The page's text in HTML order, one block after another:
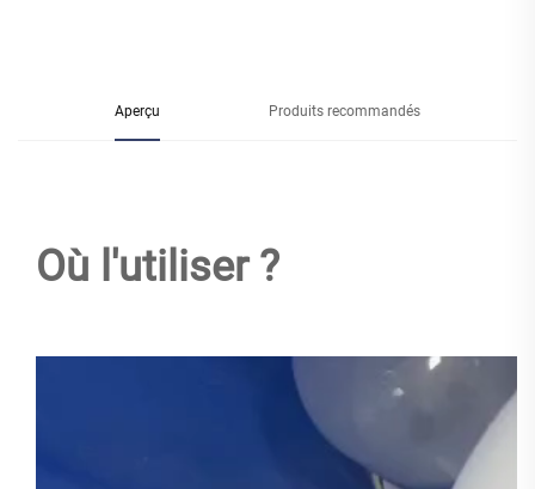
Aperçu Produits recommandés
Où l'utiliser ?